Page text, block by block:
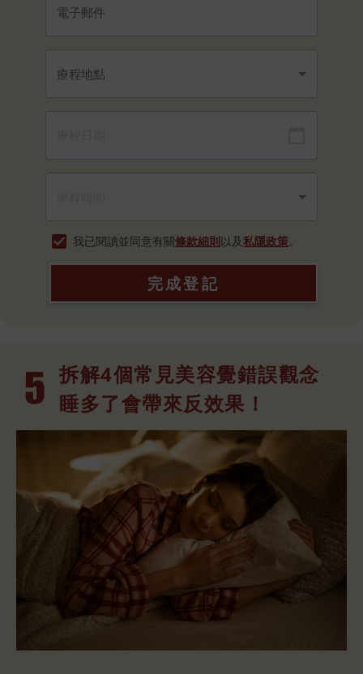
我已閱讀並同意有關條款細則 以及私隱政策。
完成登記
拆解4個常見美容覺錯誤觀念
睡多了會帶來反效果！